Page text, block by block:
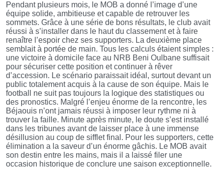
Pendant plusieurs mois, le MOB a donné l’image d’une
équipe solide, ambitieuse et capable de retrouver les
sommets. Grâce à une série de bons résultats, le club avait
réussi à s’installer dans le haut du classement et à faire
renaître l’espoir chez ses supporters. La deuxième place
semblait à portée de main. Tous les calculs étaient simples :
une victoire à domicile face au NRB Beni Oulbane suffisait
pour sécuriser cette position et continuer à rêver
d’accession. Le scénario paraissait idéal, surtout devant un
public totalement acquis à la cause de son équipe. Mais le
football ne suit pas toujours la logique des statistiques ou
des pronostics. Malgré l’enjeu énorme de la rencontre, les
Béjaouis n’ont jamais réussi à imposer leur rythme ni à
trouver la faille. Minute après minute, le doute s’est installé
dans les tribunes avant de laisser place à une immense
désillusion au coup de sifflet final. Pour les supporters, cette
élimination a la saveur d’un énorme gâchis. Le MOB avait
son destin entre les mains, mais il a laissé filer une
occasion historique de conclure une saison exceptionnelle.